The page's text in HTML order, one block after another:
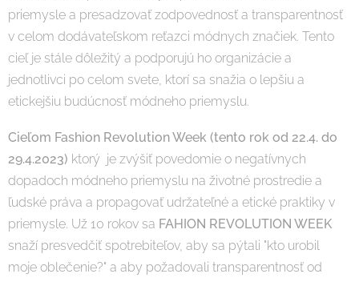
priemysle a presadzovať zodpovednosť a transparentnosť
v celom dodávateľskom reťazci módnych značiek. Tento
cieľ je stále dôležitý a podporujú ho organizácie a
jednotlivci po celom svete, ktorí sa snažia o lepšiu a
etickejšiu budúcnosť módneho priemyslu.
Cieľom Fashion Revolution Week (tento rok od 22.4. do
29.4.2023) ktorý je zvýšiť povedomie o negatívnych
dopadoch módneho priemyslu na životné prostredie a
ľudské práva a propagovať udržateľné a etické praktiky v
priemysle. Už 10 rokov sa FAHION REVOLUTION WEEK
snaží presvedčiť spotrebiteľov, aby sa pýtali "kto urobil
moje oblečenie?" a aby požadovali transparentnosť od